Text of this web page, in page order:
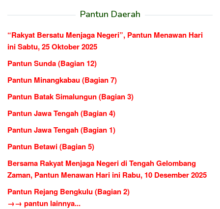
Pantun Daerah
“Rakyat Bersatu Menjaga Negeri”, Pantun Menawan Hari
ini Sabtu, 25 Oktober 2025
Pantun Sunda (Bagian 12)
Pantun Minangkabau (Bagian 7)
Pantun Batak Simalungun (Bagian 3)
Pantun Jawa Tengah (Bagian 4)
Pantun Jawa Tengah (Bagian 1)
Pantun Betawi (Bagian 5)
Bersama Rakyat Menjaga Negeri di Tengah Gelombang
Zaman, Pantun Menawan Hari ini Rabu, 10 Desember 2025
Pantun Rejang Bengkulu (Bagian 2)
→→ pantun lainnya...